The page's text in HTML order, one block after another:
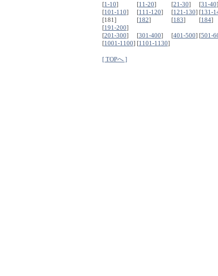
[1-10] [11-20] [21-30] [31-40
[101-110] [111-120] [121-130] [131-
[181]
[182] [183] [184]
[191-200]
[201-300] [301-400] [401-500] [501-
[1001-1100] [1101-1130]
[ TOPへ ]